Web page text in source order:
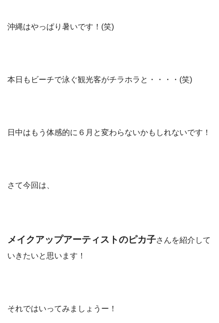
沖縄はやっぱり暑いです！(笑)
本日もビーチで泳ぐ観光客がチラホラと・・・・(笑)
日中はもう体感的に６月と変わらないかもしれないです！
さて今回は、
メイクアップアーティストのピカ子さんを紹介して
いきたいと思います！
それではいってみましょうー！